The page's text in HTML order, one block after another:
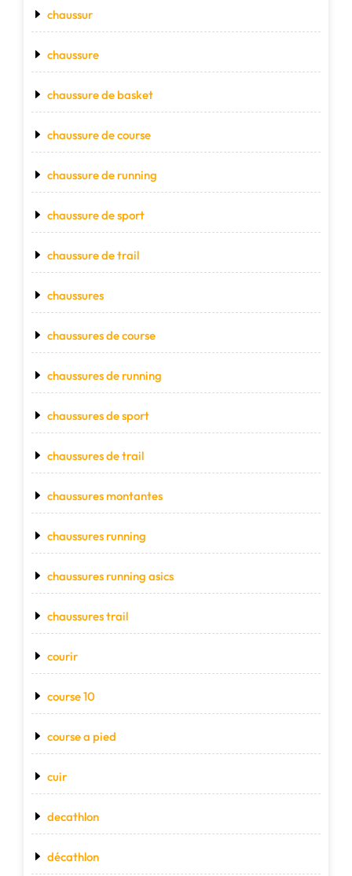
chaussur
chaussure
chaussure de basket
chaussure de course
chaussure de running
chaussure de sport
chaussure de trail
chaussures
chaussures de course
chaussures de running
chaussures de sport
chaussures de trail
chaussures montantes
chaussures running
chaussures running asics
chaussures trail
courir
course 10
course a pied
cuir
decathlon
décathlon